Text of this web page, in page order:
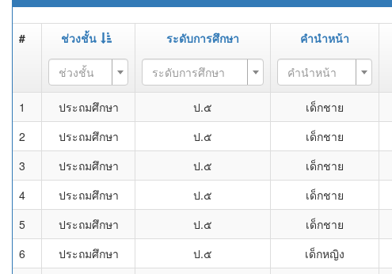
# ช่วงชั้น ระดับการศึกษา คำนำหน้า
ช่วงชั้น ระดับการศึกษา คำนำหน้า
1 ประถมศึกษา ป.๕ เด็กชาย
2
ประถมศึกษา ป.๕ เด็กชาย
3
ประถมศึกษา ป.๕ เด็กชาย
4
ประถมศึกษา ป.๕ เด็กชาย
5
ประถมศึกษา ป.๕ เด็กชาย
6
ประถมศึกษา ป.๕ เด็กหญิง